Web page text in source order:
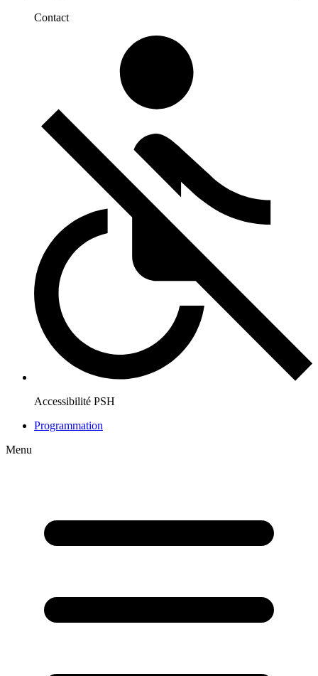
Contact
Accessibilité PSH
Programmation
Menu